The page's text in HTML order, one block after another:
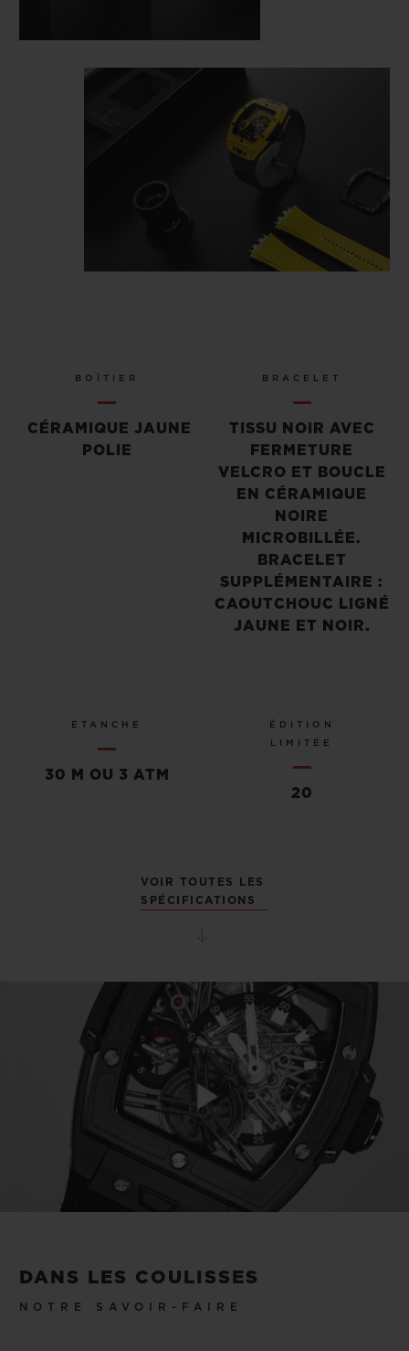
BOÎTIER
CÉRAMIQUE JAUNE
POLIE
BRACELET
TISSU NOIR AVEC
FERMETURE
VELCRO ET BOUCLE
EN CÉRAMIQUE
NOIRE
MICROBILLÉE.
BRACELET
SUPPLÉMENTAIRE :
CAOUTCHOUC LIGNÉ
JAUNE ET NOIR.
ÉTANCHE
30 M OU 3 ATM
ÉDITION
LIMITÉE
20
VOIR TOUTES LES
SPÉCIFICATIONS
Play
DANS LES COULISSES
NOTRE SAVOIR-FAIRE